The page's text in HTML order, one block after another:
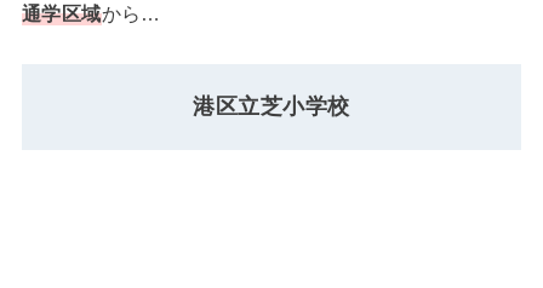
通学区域から…
港区立芝小学校